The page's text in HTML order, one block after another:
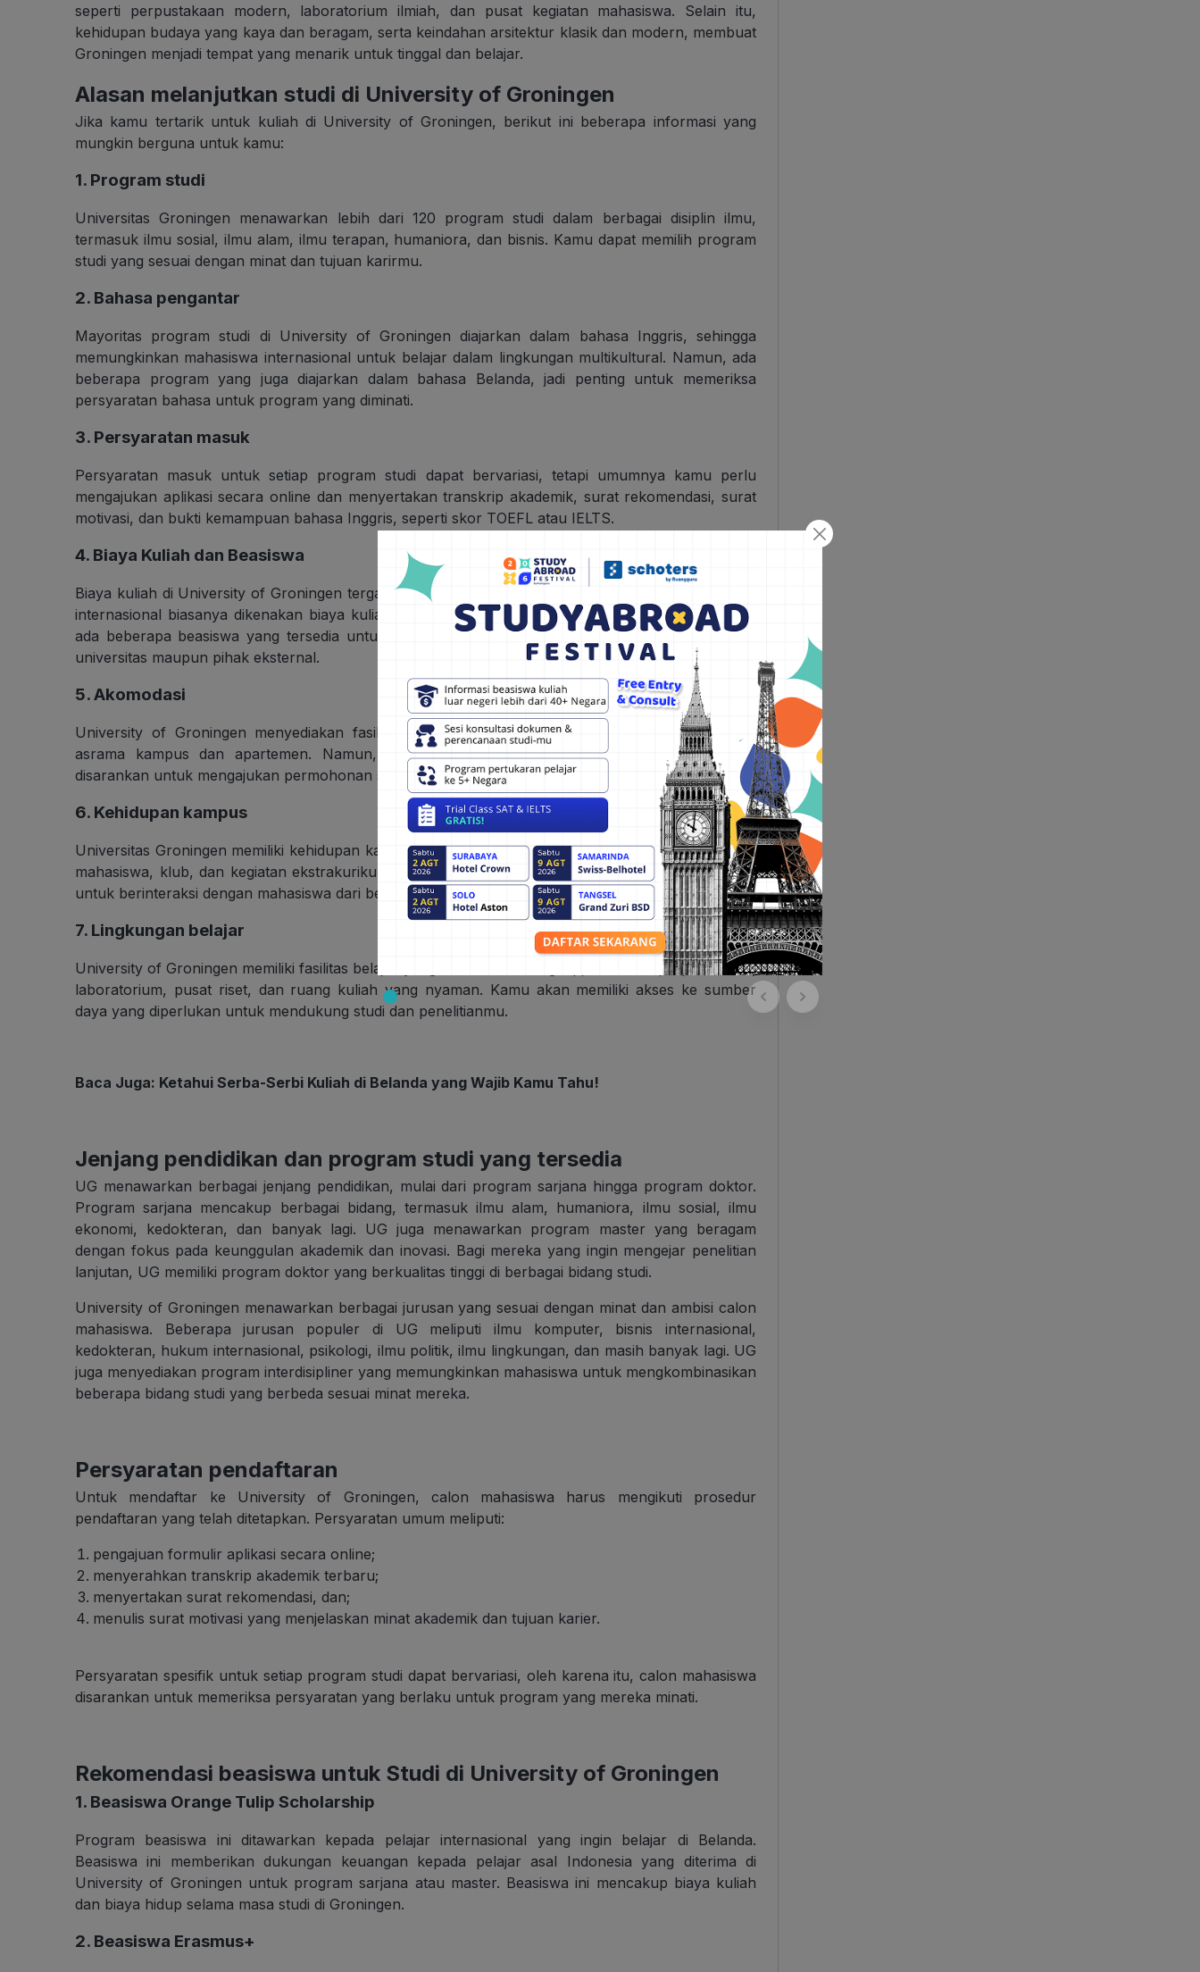
seperti perpustakaan modern, laboratorium ilmiah, dan pusat kegiatan mahasiswa. Selain itu,
kehidupan budaya yang kaya dan beragam, serta keindahan arsitektur klasik dan modern, membuat
Groningen menjadi tempat yang menarik untuk tinggal dan belajar.
Alasan melanjutkan studi di University of Groningen
Jika kamu tertarik untuk kuliah di University of Groningen, berikut ini beberapa informasi yang
mungkin berguna untuk kamu:
1. Program studi
Universitas Groningen menawarkan lebih dari 120 program studi dalam berbagai disiplin ilmu,
termasuk ilmu sosial, ilmu alam, ilmu terapan, humaniora, dan bisnis. Kamu dapat memilih program
studi yang sesuai dengan minat dan tujuan karirmu.
2. Bahasa pengantar
Mayoritas program studi di University of Groningen diajarkan dalam bahasa Inggris, sehingga
memungkinkan mahasiswa internasional untuk belajar dalam lingkungan multikultural. Namun, ada
beberapa program yang juga diajarkan dalam bahasa Belanda, jadi penting untuk memeriksa
persyaratan bahasa untuk program yang diminati.
3. Persyaratan masuk
Persyaratan masuk untuk setiap program studi dapat bervariasi, tetapi umumnya kamu perlu
mengajukan aplikasi secara online dan menyertakan transkrip akademik, surat rekomendasi, surat
motivasi, dan bukti kemampuan bahasa Inggris, seperti skor TOEFL atau IELTS.
4. Biaya Kuliah dan Beasiswa
Biaya kuliah di University of Groningen tergantung pada program studi yang kamu pilih. Mahasiswa
internasional biasanya dikenakan biaya kuliah yang lebih tinggi daripada mahasiswa lokal. Namun,
ada beberapa beasiswa yang tersedia untuk mahasiswa internasional, baik yang ditawarkan oleh
universitas maupun pihak eksternal.
5. Akomodasi
University of Groningen menyediakan fasilitas akomodasi bagi mahasiswa internasional, seperti
asrama kampus dan apartemen. Namun, permintaan akan akomodasi sering kali tinggi, jadi
disarankan untuk mengajukan permohonan secepat mungkin setelah diterima di universitas.
6. Kehidupan kampus
Universitas Groningen memiliki kehidupan kampus yang dinamis dan ramai. Ada berbagai organisasi
mahasiswa, klub, dan kegiatan ekstrakurikuler yang dapat kamu ikuti. Ini memberikan kesempatan
untuk berinteraksi dengan mahasiswa dari berbagai negara dan memperluas jaringan sosialmu.
7. Lingkungan belajar
University of Groningen memiliki fasilitas belajar yang modern dan lengkap, termasuk perpustakaan,
laboratorium, pusat riset, dan ruang kuliah yang nyaman. Kamu akan memiliki akses ke sumber
daya yang diperlukan untuk mendukung studi dan penelitianmu.
Baca Juga: Ketahui Serba-Serbi Kuliah di Belanda yang Wajib Kamu Tahu!
Jenjang pendidikan dan program studi yang tersedia
UG menawarkan berbagai jenjang pendidikan, mulai dari program sarjana hingga program doktor.
Program sarjana mencakup berbagai bidang, termasuk ilmu alam, humaniora, ilmu sosial, ilmu
ekonomi, kedokteran, dan banyak lagi. UG juga menawarkan program master yang beragam
dengan fokus pada keunggulan akademik dan inovasi. Bagi mereka yang ingin mengejar penelitian
lanjutan, UG memiliki program doktor yang berkualitas tinggi di berbagai bidang studi.
University of Groningen menawarkan berbagai jurusan yang sesuai dengan minat dan ambisi calon
mahasiswa. Beberapa jurusan populer di UG meliputi ilmu komputer, bisnis internasional,
kedokteran, hukum internasional, psikologi, ilmu politik, ilmu lingkungan, dan masih banyak lagi. UG
juga menyediakan program interdisipliner yang memungkinkan mahasiswa untuk mengkombinasikan
beberapa bidang studi yang berbeda sesuai minat mereka.
Persyaratan pendaftaran
Untuk mendaftar ke University of Groningen, calon mahasiswa harus mengikuti prosedur
pendaftaran yang telah ditetapkan. Persyaratan umum meliputi:
pengajuan formulir aplikasi secara online;
menyerahkan transkrip akademik terbaru;
menyertakan surat rekomendasi, dan;
menulis surat motivasi yang menjelaskan minat akademik dan tujuan karier.
Persyaratan spesifik untuk setiap program studi dapat bervariasi, oleh karena itu, calon mahasiswa
disarankan untuk memeriksa persyaratan yang berlaku untuk program yang mereka minati.
Rekomendasi beasiswa untuk Studi di University of Groningen
1. Beasiswa Orange Tulip Scholarship
Program beasiswa ini ditawarkan kepada pelajar internasional yang ingin belajar di Belanda.
Beasiswa ini memberikan dukungan keuangan kepada pelajar asal Indonesia yang diterima di
University of Groningen untuk program sarjana atau master. Beasiswa ini mencakup biaya kuliah
dan biaya hidup selama masa studi di Groningen.
2. Beasiswa Erasmus+